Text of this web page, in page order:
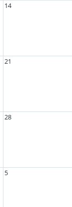
14
21
28
5